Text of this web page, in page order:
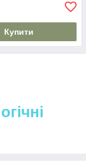
Купити